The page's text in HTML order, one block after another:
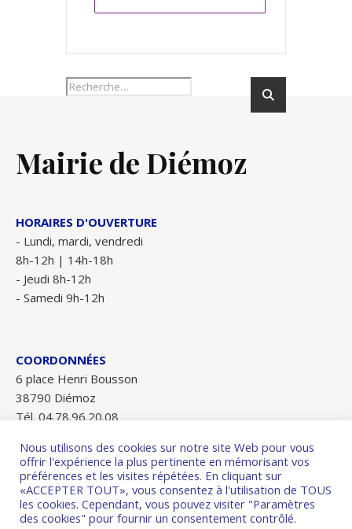
Mairie de Diémoz
HORAIRES D'OUVERTURE
- Lundi, mardi, vendredi
8h-12h | 14h-18h
- Jeudi 8h-12h
- Samedi 9h-12h
COORDONNÉES
6 place Henri Bousson
38790 Diémoz
Tél. 04.78.96.20.08
mairie-diemoz@wanadoo.fr
Nous utilisons des cookies sur notre site Web pour vous
offrir l'expérience la plus pertinente en mémorisant vos
préférences et les visites répétées. En cliquant sur
«ACCEPTER TOUT», vous consentez à l'utilisation de TOUS
les cookies. Cependant, vous pouvez visiter "Paramètres
des cookies" pour fournir un consentement contrôlé.